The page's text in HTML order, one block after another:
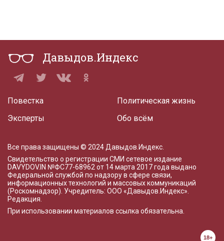
Давыдов.Индекс
Повестка
Эксперты
Политическая жизнь
Обо всём
Все права защищены © 2024 Давыдов.Индекс.
Свидетельство о регистрации СМИ сетевое издание
DAVYDOV.IN №ФС77-68962 от 14 марта 2017 года выдано
Федеральной службой по надзору в сфере связи,
информационных технологий и массовых коммуникаций
(Роскомнадзор). Учредитель: ООО «Давыдов.Индекс».
Редакция
При использовании материалов ссылка обязательна.
18+